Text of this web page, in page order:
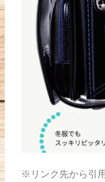
※リンク先から引